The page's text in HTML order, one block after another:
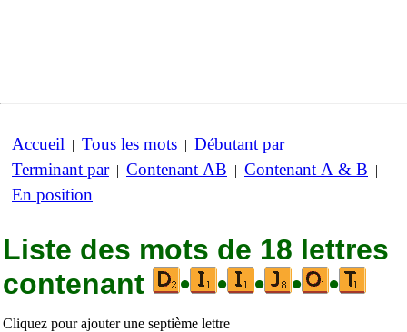
Accueil | Tous les mots | Débutant par|
Terminant par| Contenant AB | Contenant A & B |
En position
Liste des mots de 18 lettres
contenant
• • • • •
Cliquez pour ajouter une septième lettre